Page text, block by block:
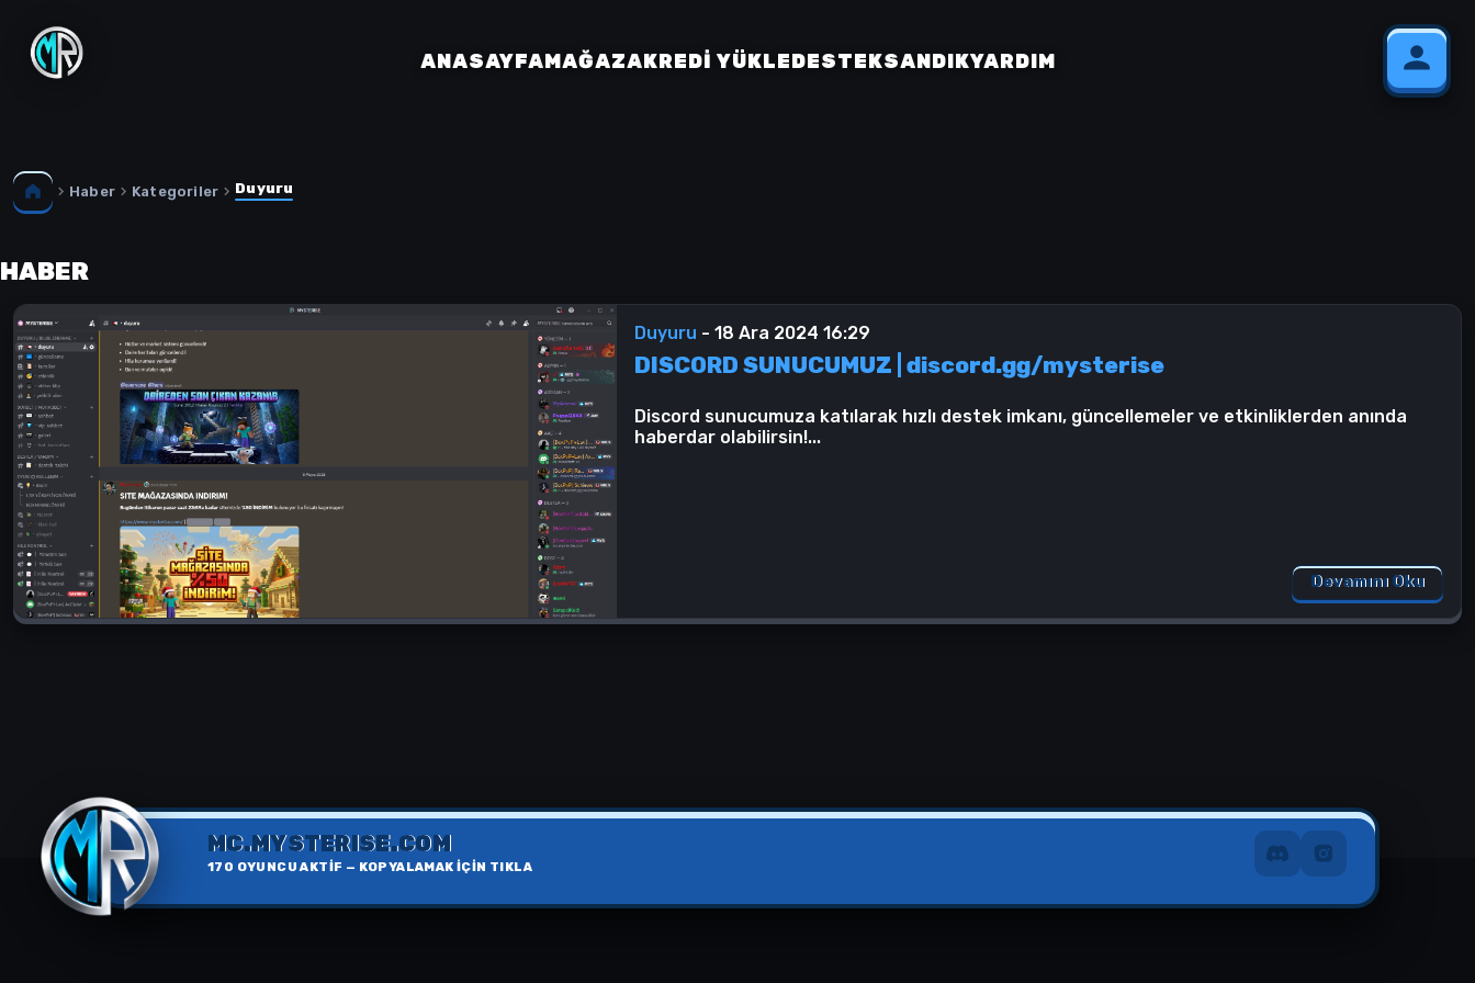
ANASAYFAMAĞAZAKREDI YÜKLEDESTEKSANDIKYARDIM
Haber Kategoriler Duyuru
HABER
Duyuru - 18 Ara 2024 16:29
DISCORD SUNUCUMUZ | discord.gg/mysterise
Discord sunucumuza katılarak hızlı destek imkanı, güncellemeler ve etkinliklerden anında
haberdar olabilirsin!...
Devamını Oku
MC.MYSTERISE.COM
170 OYUNCU AKTİF — KOPYALAMAK İÇİN TIKLA